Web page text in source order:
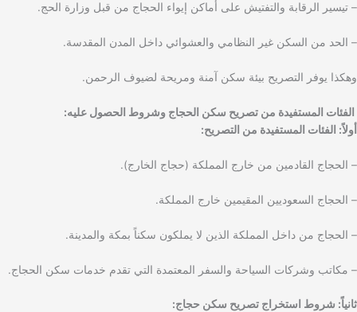
– تيسير الرقابة والتفتيش على أماكن إيواء الحجاج من قبل وزارة الحج.
– الحد من السكن غير النظامي والعشوائي داخل المدن المقدسة.
وهكذا يوفر التصريح بيئة سكن آمنة ومريحة لضيوف الرحمن.
الفئات المستفيدة من تصريح سكن الحجاج وشروط الحصول عليه:
أولاً: الفئات المستفيدة من التصريح:
– الحجاج القادمين من خارج المملكة (حجاج الخارج).
– الحجاج السعوديين المقيمين خارج المملكة.
– الحجاج من داخل المملكة الذين لا يملكون سكناً بمكة والمدينة.
– مكاتب وشركات السياحة والسفر المعتمدة التي تقدم خدمات سكن الحجاج.
ثانياً: شروط استخراج تصريح سكن حجاج: